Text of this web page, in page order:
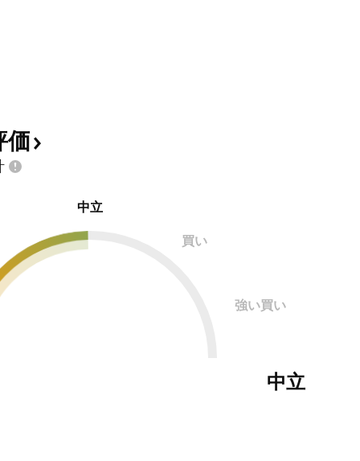
価
中立
買い
強い買い
中立